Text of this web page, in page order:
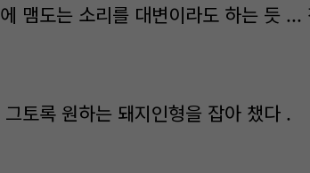
맴도는 소리를 대변이라도 하는 듯 ...
토록 원하는 돼지인형을 잡아 챘다 .